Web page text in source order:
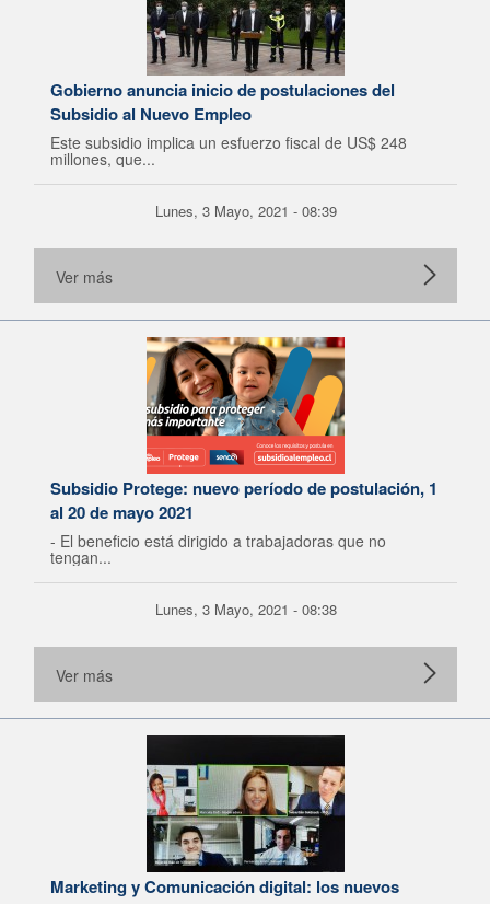
Gobierno anuncia inicio de postulaciones del
Subsidio al Nuevo Empleo
Este subsidio implica un esfuerzo fiscal de US$ 248
millones, que...
Lunes, 3 Mayo, 2021 - 08:39
Ver más
Subsidio Protege: nuevo período de postulación, 1
al 20 de mayo 2021
- El beneficio está dirigido a trabajadoras que no
tengan...
Lunes, 3 Mayo, 2021 - 08:38
Ver más
Marketing y Comunicación digital: los nuevos